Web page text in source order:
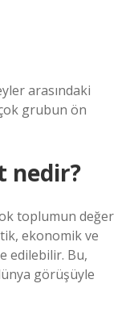
arasındaki
grubun ön
nedir?
toplumun değer
ekonomik ve
edilebilir. Bu,
görüşüyle